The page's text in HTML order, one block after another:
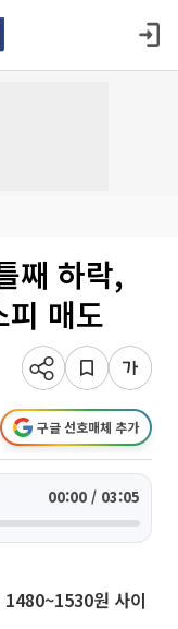
째 하락,
매도
구글 선호매체 추가
00:00 / 03:05
1480~1530원 사이